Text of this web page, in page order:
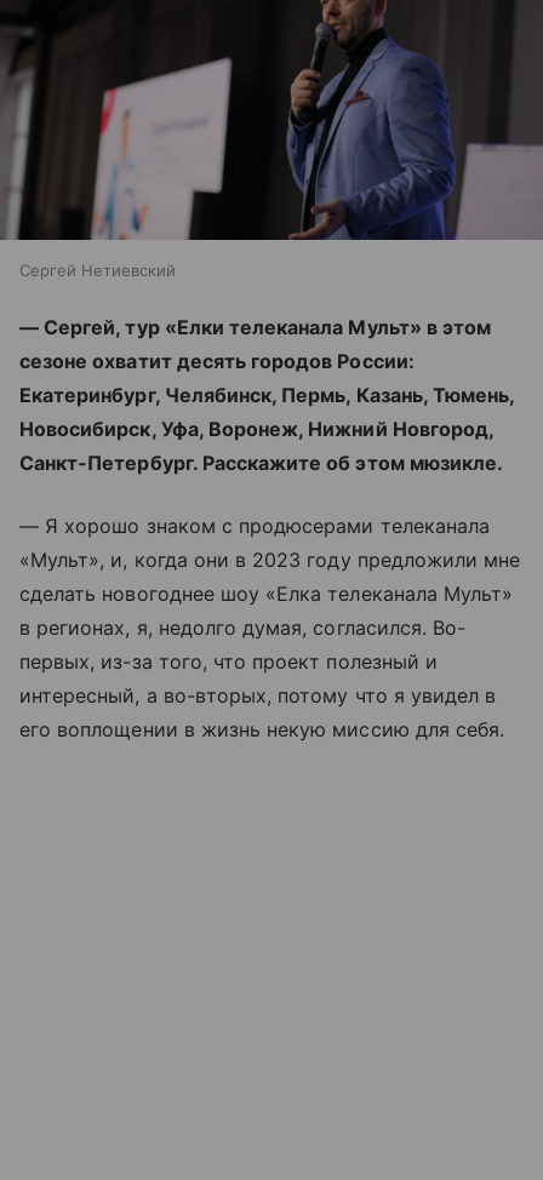
Сергей Нетиевский
— Сергей, тур «Елки телеканала Мульт» в этом
сезоне охватит десять городов России:
Екатеринбург, Челябинск, Пермь, Казань, Тюмень,
Новосибирск, Уфа, Воронеж, Нижний Новгород,
Санкт-Петербург. Расскажите об этом мюзикле.
— Я хорошо знаком с продюсерами телеканала
«Мульт», и, когда они в 2023 году предложили мне
сделать новогоднее шоу «Елка телеканала Мульт»
в регионах, я, недолго думая, согласился. Во-
первых, из-за того, что проект полезный и
интересный, а во-вторых, потому что я увидел в
его воплощении в жизнь некую миссию для себя.